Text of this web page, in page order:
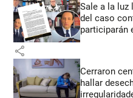
Sale a la luz
del caso
participarán
share
Cerraron
hallar